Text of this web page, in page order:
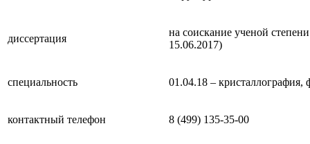
диссертация
на соискание ученой
15.06.2017)
специальность 01.04.18 – кристаллография,
контактный телефон 8 (499) 135-35-00